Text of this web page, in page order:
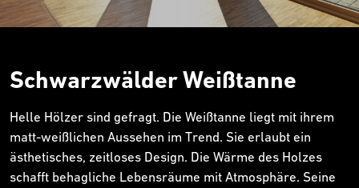
Schwarzwälder Weißtanne
Helle Hölzer sind gefragt. Die Weißtanne liegt mit ihrem
matt-weißlichen Aussehen im Trend. Sie erlaubt ein
ästhetisches, zeitloses Design. Die Wärme des Holzes
schafft behagliche Lebensräume mit Atmosphäre. Seine